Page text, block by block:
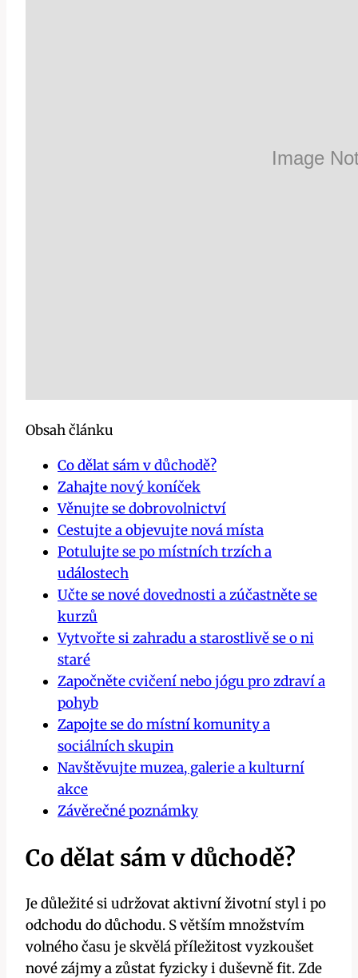
Obsah článku
Co dělat sám v důchodě?
Zahajte nový koníček
Věnujte se dobrovolnictví
Cestujte a objevujte nová místa
Potulujte se po místních trzích a
událostech
Učte se nové dovednosti a zúčastněte se
kurzů
Vytvořte si zahradu a starostlivě se o ni
staré
Započněte cvičení nebo jógu pro zdraví a
pohyb
Zapojte se do místní komunity a
sociálních skupin
Navštěvujte muzea, galerie a kulturní
akce
Závěrečné poznámky
Co dělat sám v důchodě?
Je důležité si udržovat aktivní životní styl i po
odchodu do důchodu. S větším množstvím
volného času je skvělá příležitost vyzkoušet
nové zájmy a zůstat fyzicky i duševně fit. Zde